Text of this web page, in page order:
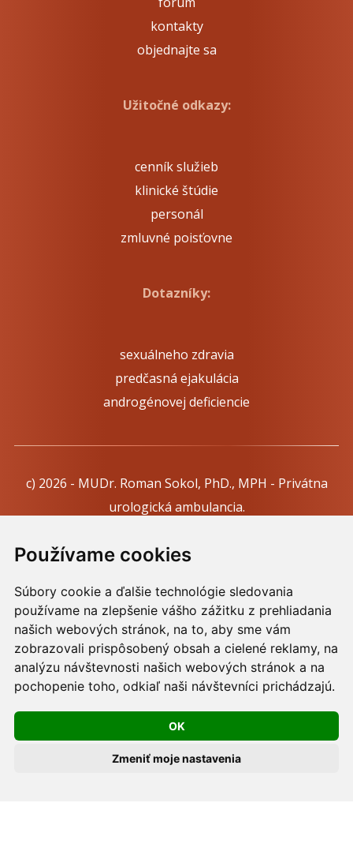
Používame cookies
Súbory cookie a ďalšie technológie sledovania
používame na zlepšenie vášho zážitku z prehliadania
našich webových stránok, na to, aby sme vám
zobrazovali prispôsobený obsah a cielené reklamy, na
analýzu návštevnosti našich webových stránok a na
pochopenie toho, odkiaľ naši návštevníci prichádzajú.
OK
Zmeniť moje nastavenia
kontakty
objednajte sa
Užitočné odkazy:
cenník služieb
klinické štúdie
personál
zmluvné poisťovne
Dotazníky:
sexuálneho zdravia
predčasná ejakulácia
androgénovej deficiencie
c) 2026 - MUDr. Roman Sokol, PhD., MPH - Privátna
urologická ambulancia.
podmienkach prevádzkovateľa.
Používame cookies -nastavenie cookies.
Skopírovaním textu alebo časti textu z akejkoľvek
stránky tohto webu a jeho umiestnením na iný web
porušíte práva MUDr. Romana Sokola, PhD., MPH, ako
aj práva ďalších osôb zúčastnených na tvorbe obsahu
pre tento web.